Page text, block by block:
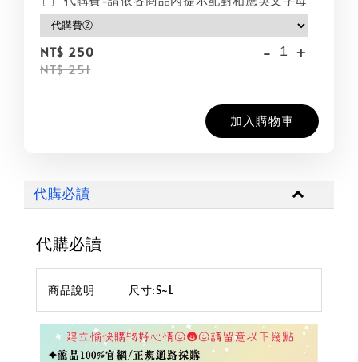
NT$ 250
NT$ 251
- +
加入購物車
代購必讀
代購必讀
商品說明 尺寸:S~L